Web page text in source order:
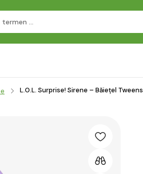
L.O.L. Surprise! Sirene – Băiețel